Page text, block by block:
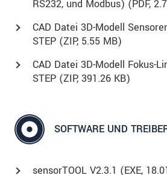
RS232, und Modbus) (PDF,
CAD Datei 3D-Modell
STEP (ZIP, 5.55 MB)
CAD Datei 3D-Modell Fokus-
STEP (ZIP, 391.26 KB)
SOFTWARE UND
sensorTOOL V2.3.1 (EXE,